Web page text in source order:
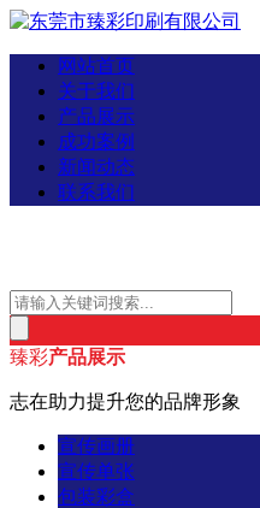
网站首页
关于我们
产品展示
成功案例
新闻动态
联系我们
臻彩产品展示
志在助力提升您的品牌形象
宣传画册
宣传单张
包装彩盒